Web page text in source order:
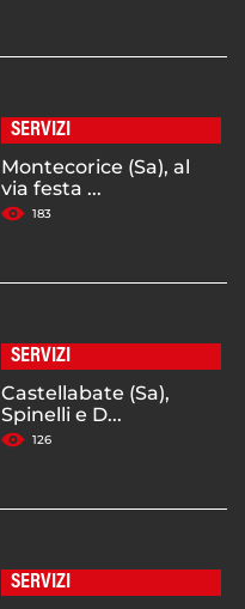
SERVIZI
Montecorice (Sa), al
via festa ...
183
SERVIZI
Castellabate (Sa),
Spinelli e D...
126
SERVIZI